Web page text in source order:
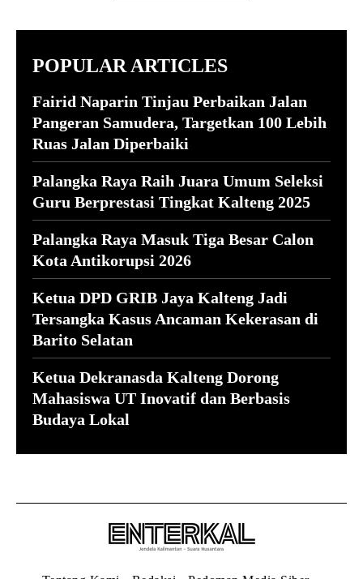
POPULAR ARTICLES
Fairid Naparin Tinjau Perbaikan Jalan
Pangeran Samudera, Targetkan 100 Lebih
Ruas Jalan Diperbaiki
Palangka Raya Raih Juara Umum Seleksi
Guru Berprestasi Tingkat Kalteng 2025
Palangka Raya Masuk Tiga Besar Calon
Kota Antikorupsi 2026
Ketua DPD GRIB Jaya Kalteng Jadi
Tersangka Kasus Ancaman Kekerasan di
Barito Selatan
Ketua Dekranasda Kalteng Dorong
Mahasiswa UT Inovatif dan Berbasis
Budaya Lokal